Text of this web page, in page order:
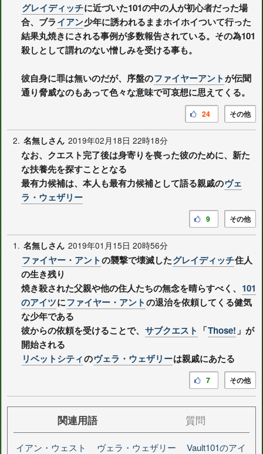
グレイディッチに近づいた101の中の人が初心者だった場
合、ブライアン少年に誘われるままホイホイついて行った
結果丸焼きにされる事例が多数報告されている。その為101
殺しとして謂れのない憎しみを受ける事も。
彼自身に罪は無いのだが、序盤のファイヤーアントが伝聞
通り脅威なのもあって色々な意味で可哀想に思えてくる。
その他
24
2. 名無しさん 2019年02月18日 22時18分
なお、クエスト完了後は身寄りを喪った彼のために、新た
な扶養先を探すこととなる
最有力候補は、本人も最有力候補として語る親戚のヴェ
ラ・ウェザリー
その他
9
1. 名無しさん 2019年01月15日 20時56分
ファイヤー・アントの襲撃で壊滅したグレイディッチ住人
の生き残り
焼き殺された父親や他の住人たちの無念を晴らすべく、 101
のアイツにファイヤー・アントの退治を依頼してくる健気
な少年である
彼からの依頼を受けることで、 サブクエスト 「Those! 」が
開始される
リベットシティのヴェラ・ウェザリーは親戚にあたる
その他
7
関連用語 質問
イアン・ウェスト ヴェラ・ウェザリー
Vault101のアイ